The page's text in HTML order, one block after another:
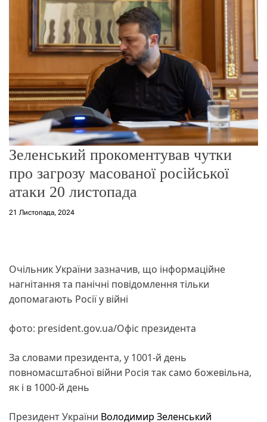
Зеленський прокоментував чутки
про загрозу масованої російської
атаки 20 листопада
21 Листопада, 2024
Очільник України зазначив, що інформаційне
нагнітання та панічні повідомлення тільки
допомагають Росії у війні
фото: president.gov.ua/Офіс президента
За словами президента, у 1001-й день
повномасштабної війни Росія так само божевільна,
як і в 1000-й день
Президент України Володимир Зеленський